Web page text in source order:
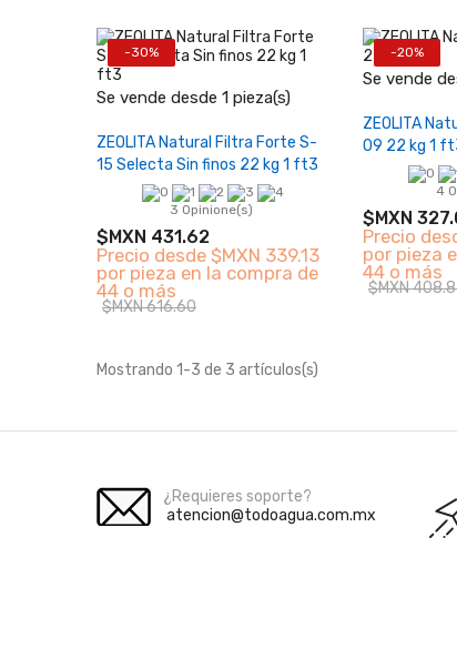
-30%
Se vende desde 1 pieza(s)
− +
Añadir al carrito
ZEOLITA Natural Filtra Forte S-
15 Selecta Sin finos 22 kg 1 ft3
3 Opinione(s)
$MXN 431.62
Precio desde $MXN 339.13
por pieza en la compra de
44 o más
$MXN 616.60
-20%
Se vende −
ZEOLITA
09 22 kg 1
4
$MXN
Precio
por pieza
44 o más
$MXN
Mostrando 1-3 de 3 artículos(s)
¿Requieres soporte?
atencion@todoagua.com.mx